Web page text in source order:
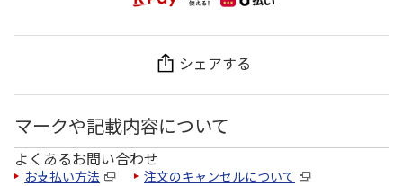
シェアする
マークや記載内容について
よくあるお問い合わせ
お支払い方法 注文のキャンセルについて